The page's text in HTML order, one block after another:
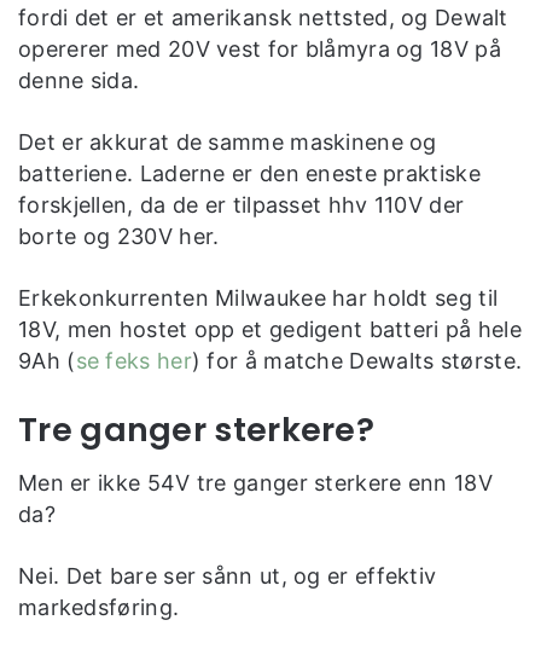
fordi det er et amerikansk nettsted, og Dewalt
opererer med 20V vest for blåmyra og 18V på
denne sida.
Det er akkurat de samme maskinene og
batteriene. Laderne er den eneste praktiske
forskjellen, da de er tilpasset hhv 110V der
borte og 230V her.
Erkekonkurrenten Milwaukee har holdt seg til
18V, men hostet opp et gedigent batteri på hele
9Ah (se feks her) for å matche Dewalts største.
Tre ganger sterkere?
Men er ikke 54V tre ganger sterkere enn 18V
da?
Nei. Det bare ser sånn ut, og er effektiv
markedsføring.